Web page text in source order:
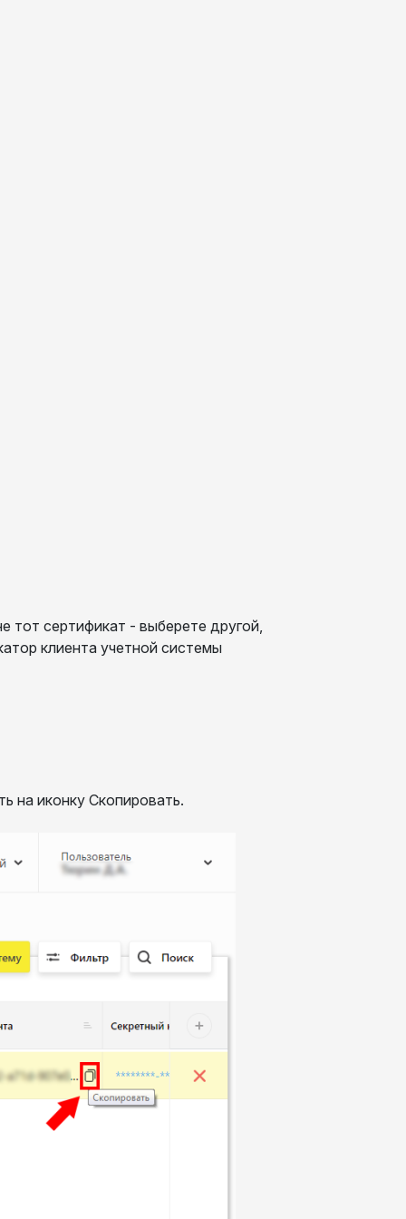
тот сертификат - выберете другой,
клиента учетной системы
на иконку Скопировать.